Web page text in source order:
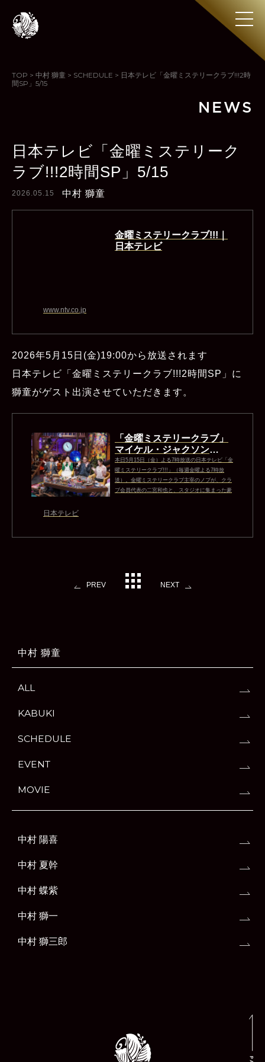
TOP > 中村 獅童 > SCHEDULE > 日本テレビ「金曜ミステリークラブ!!!2時
間SP」5/15
NEWS
日本テレビ「金曜ミステリーク
ラブ!!!2時間SP」5/15
2026.05.15 中村 獅童
金曜ミステリークラブ!!!｜
日本テレビ
www.ntv.co.jp
2026年5月15日(金)19:00から放送されます
日本テレビ「金曜ミステリークラブ!!!2時間SP」に
獅童がゲスト出演させていただきます。
「金曜ミステリークラブ」
マイケル・ジャクソン
の“謎”を特集 貴重な来日当
時の映像とともに彼...
本日5月15日（金）よる7時放送の日本テレビ「金
曜ミステリークラブ!!!」（毎週金曜よる7時放
送）。金曜ミステリークラブ主宰のノブが、クラ
ブ会員代表の二宮和也と、スタジオに集まった豪
日本テレビ
PREV NEXT
中村 獅童
ALL
KABUKI
SCHEDULE
EVENT
MOVIE
中村 陽喜
中村 夏幹
中村 蝶紫
中村 獅一
中村 獅三郎